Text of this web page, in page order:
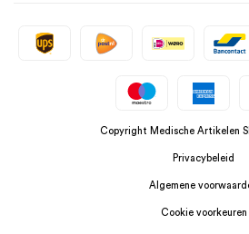
Copyright Medische Artikelen
Privacybeleid
Algemene
Cookie voorkeuren